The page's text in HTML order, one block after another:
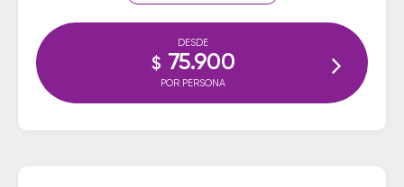
DESDE
$ 75.900
POR PERSONA